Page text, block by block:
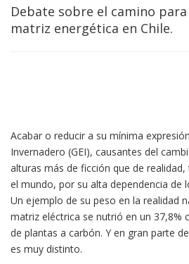
Debate sobre el camino
matriz energética en Chile.
Acabar o reducir a su mínima
Invernadero (GEI), causantes del
alturas más de ficción que de
el mundo, por su alta dependencia de
Un ejemplo de su peso en la realidad
matriz eléctrica se nutrió en un 37,8%
de plantas a carbón. Y en gran parte
es muy distinto.